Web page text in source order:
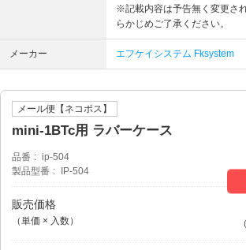
※記載内容は予告無く変更さ
らかじめご了承ください。
メーカー エフケイシステム Fksystem
メール便【ネコポス】
mini-1BTc用 ラバーケース
品番
ip-504
製品型番
IP-504
販売価格
（単価 × 入数） （